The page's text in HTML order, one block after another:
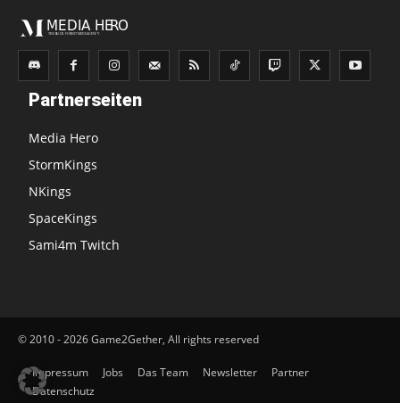
Partnerseiten
Media Hero
StormKings
NKings
SpaceKings
Sami4m Twitch
© 2010 - 2026 Game2Gether, All rights reserved
Impressum Jobs Das Team Newsletter
Partner
Datenschutz